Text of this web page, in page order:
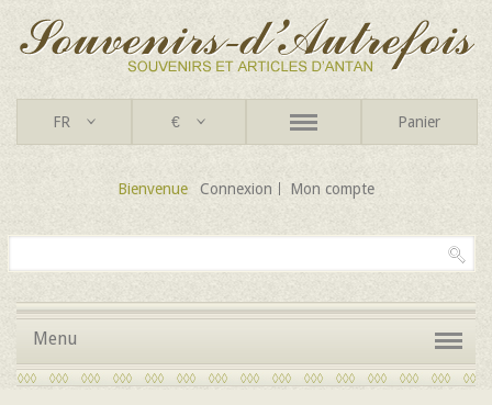
FR € Panier
Bienvenue Connexion Mon compte
Menu